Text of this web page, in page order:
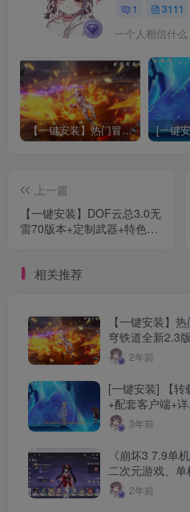
1 3111
一个人相信什
【一键安装】热门冒险策略类游戏崩坏：星穹铁道全新2.3版本一键端+一键代理+一键启动+免虚拟机
上一篇
【一键安装】DOF云总3.0无
雷70版本+定制武器+特色玩
相关推荐
【一键安装】
穹铁道全新2.3
动+免虚拟机
2年前
[一键安装] 【转
+配套客户端+
文件3年前
《崩坏3 7.9单
二次元游戏、
限资源、附带保
2年前